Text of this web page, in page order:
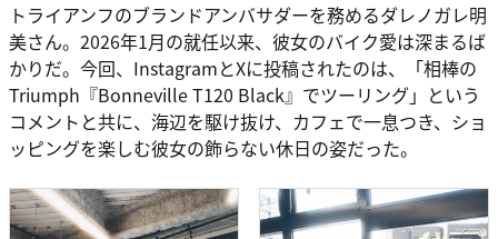
トライアンフのブランドアンバサダーを務めるダレノガレ明
美さん。2026年1月の就任以来、彼女のバイク愛は深まるば
かりだ。今回、InstagramとXに投稿されたのは、「相棒の
Triumph『Bonneville T120 Black』でツーリング」という
コメントと共に、海辺を駆け抜け、カフェで一息つき、ショ
ッピングを楽しむ彼女の飾らない休日の姿だった。